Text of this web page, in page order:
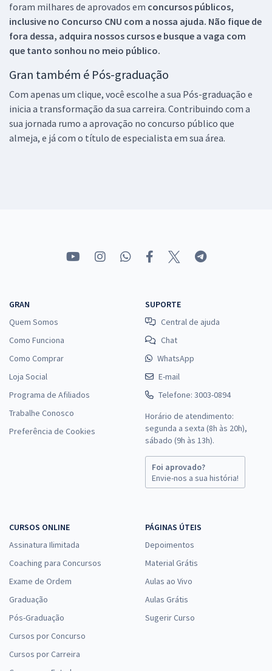
foram milhares de aprovados em concursos públicos,
inclusive no Concurso CNU com a nossa ajuda. Não fique de
fora dessa, adquira nossos cursos e busque a vaga com
que tanto sonhou no meio público.
Gran também é Pós-graduação
Com apenas um clique, você escolhe a sua Pós-graduação e
inicia a transformação da sua carreira. Contribuindo com a
sua jornada rumo a aprovação no concurso público que
almeja, e já com o título de especialista em sua área.
GRAN
Quem Somos
Como Funciona
Como Comprar
Loja Social
Programa de Afiliados
Trabalhe Conosco
Preferência de Cookies
SUPORTE
Central de ajuda
Chat
WhatsApp
E-mail
Telefone: 3003-0894
Horário de atendimento:
segunda a sexta (8h às 20h),
sábado (9h às 13h).
Foi aprovado?
Envie-nos a sua história!
CURSOS ONLINE
Assinatura Ilimitada
Coaching para Concursos
Exame de Ordem
Graduação
Pós-Graduação
Cursos por Concurso
Cursos por Carreira
PÁGINAS ÚTEIS
Depoimentos
Material Grátis
Aulas ao Vivo
Aulas Grátis
Sugerir Curso